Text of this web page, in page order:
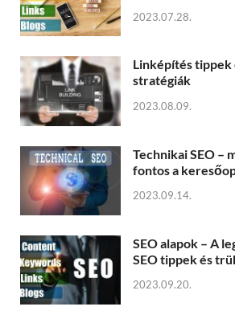
2023.07.28.
Linképítés tippek
stratégiák
2023.08.09.
Technikai SEO –
fontos a
2023.09.14.
SEO alapok – A
SEO tippek és
2023.09.20.